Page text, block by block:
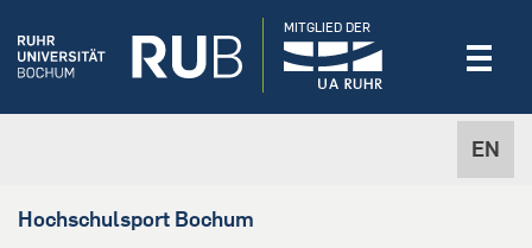
EN
MITGLIED DER
Hochschulsport Bochum